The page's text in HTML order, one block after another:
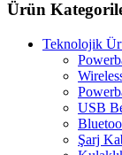
var.
Seçenekler
ürün
seçilebilir
Ürün
Teknolojik
USB
Şarj